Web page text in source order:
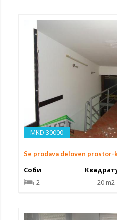
MKD 30000
Se prodava deloven
Соби
2
20 m2